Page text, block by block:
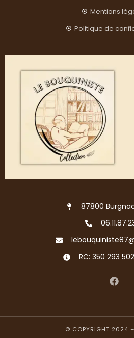
Mentions
Politique de
87800
RC: 350 293
© COPYRIGHT 2024 –